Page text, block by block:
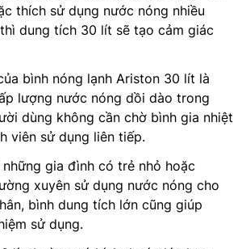
thích sử dụng nước nóng nhiều
dung tích 30 lít sẽ tạo cảm giác
bình nóng lạnh Ariston 30 lít là
lượng nước nóng dồi dào trong
dùng không cần chờ bình gia nhiệt
viên sử dụng liên tiếp.
gia đình có trẻ nhỏ hoặc
xuyên sử dụng nước nóng cho
bình dung tích lớn cũng giúp
sử dụng.